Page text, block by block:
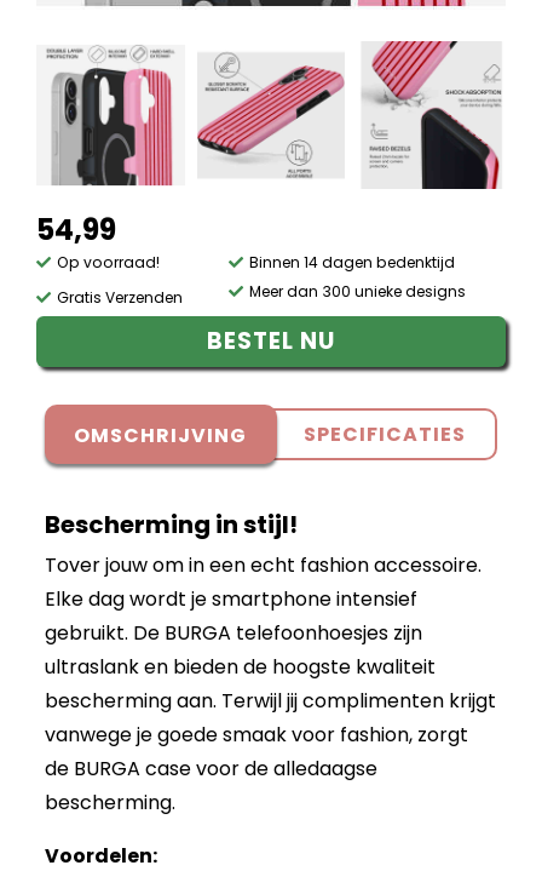
54,99
Op voorraad!
Gratis Verzenden
Binnen 14 dagen bedenktijd
Meer dan 300 unieke designs
BESTEL NU
OMSCHRIJVING SPECIFICATIES
Bescherming in stijl!
Tover jouw om in een echt fashion accessoire.
Elke dag wordt je smartphone intensief
gebruikt. De BURGA telefoonhoesjes zijn
ultraslank en bieden de hoogste kwaliteit
bescherming aan. Terwijl jij complimenten krijgt
vanwege je goede smaak voor fashion, zorgt
de BURGA case voor de alledaagse
bescherming.
Voordelen: